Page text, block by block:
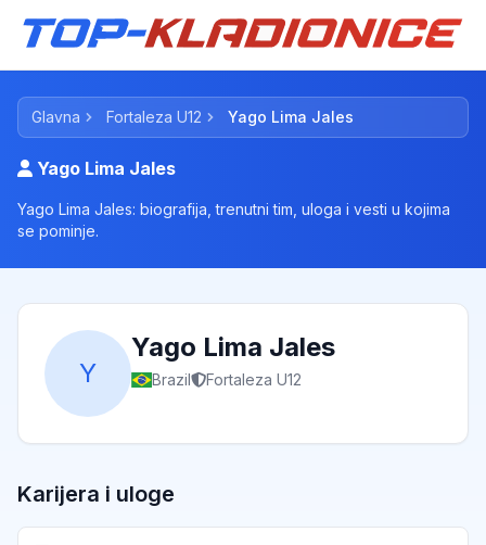
Glavna Fortaleza U12 Yago Lima Jales
Yago Lima Jales
Yago Lima Jales: biografija, trenutni tim, uloga i vesti u kojima
se pominje.
Y
Yago Lima Jales
Brazil Fortaleza U12
Karijera i uloge